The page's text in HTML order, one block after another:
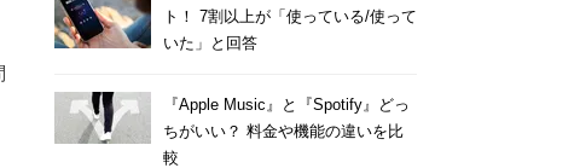
ト！ 7割以上が「使っている/使って
いた」と回答
『Apple Music』と『Spotify』どっ
ちがいい？ 料金や機能の違いを比
較